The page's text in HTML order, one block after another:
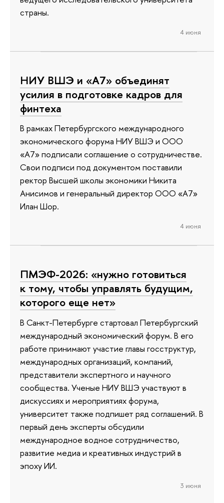
страны.
4 июня
НИУ ВШЭ и «А7» объединят
усилия в подготовке кадров для
финтеха
В рамках Петербургского международного
экономического форума НИУ ВШЭ и ООО
«А7» подписали соглашение о сотрудничестве.
Свои подписи под документом поставили
ректор Высшей школы экономики Никита
Анисимов и генеральный директор ООО «А7»
Илан Шор.
4 июня
ПМЭФ-2026: «нужно готовиться
к тому, чтобы управлять будущим,
которого еще нет»
В Санкт-Петербурге стартовал Петербургский
международный экономический форум. В его
работе принимают участие главы госструктур,
международных организаций, компаний,
представители экспертного и научного
сообщества. Ученые НИУ ВШЭ участвуют в
дискуссиях и мероприятиях форума,
университет также подпишет ряд соглашений. В
первый день эксперты обсудили
международное водное сотрудничество,
развитие медиа и креативных индустрий в
эпоху ИИ.
3 июня